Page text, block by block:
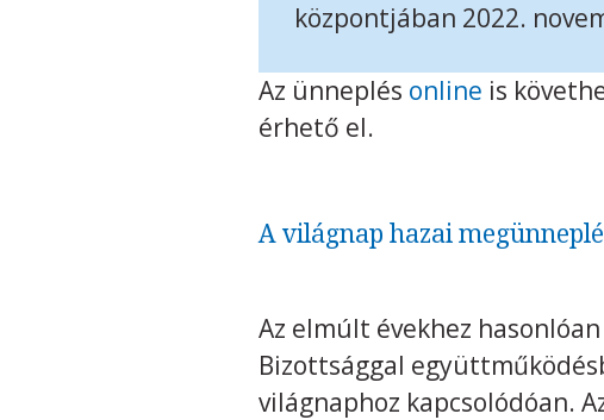
központjában 2022.
Az ünneplés online is
érhető el.
A világnap hazai
Az elmúlt évekhez
Bizottsággal
világnaphoz kapcsolódóan.